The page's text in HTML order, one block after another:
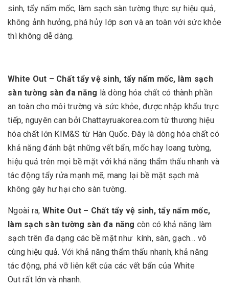
sinh, tẩy nấm mốc, làm sạch sàn tường thực sự hiệu quả,
không ảnh hưởng, phá hủy lớp sơn và an toàn với sức khỏe
thì không dễ dàng.
White Out – Chất tẩy vệ sinh, tẩy nấm mốc, làm sạch
sàn tường sàn đa năng là dòng hóa chất có thành phần
an toàn cho môi trường và sức khỏe, được nhập khẩu trực
tiếp, nguyên can bởi Chattayruakorea.com từ thương hiệu
hóa chất lớn KIM&S từ Hàn Quốc. Đây là dòng hóa chất có
khả năng đánh bật những vết bẩn, mốc hay loang tường,
hiệu quả trên mọi bề mặt với khả năng thẩm thấu nhanh và
tác động tẩy rửa mạnh mẽ, mang lại bề mặt sạch mà
không gây hư hại cho sàn tường.
Ngoài ra, White Out – Chất tẩy vệ sinh, tẩy nấm mốc,
làm sạch sàn tường sàn đa năng còn có khả năng làm
sạch trên đa dạng các bề mặt như kính, sàn, gạch… vô
cùng hiệu quả. Với khả năng thẩm thấu nhanh, khả năng
tác động, phá vỡ liên kết của các vết bẩn của White
Out rất lớn và nhanh.